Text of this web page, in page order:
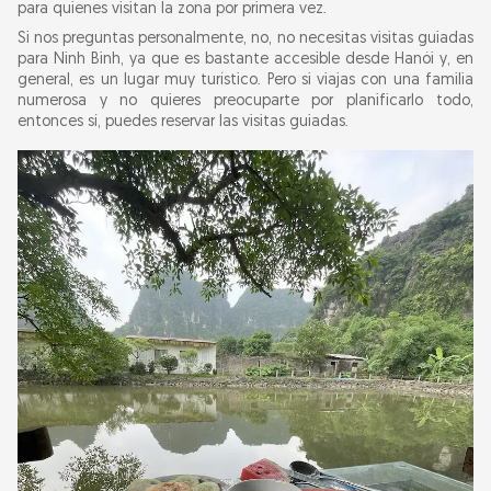
para quienes visitan la zona por primera vez.
Si nos preguntas personalmente, no, no necesitas visitas guiadas
para Ninh Binh, ya que es bastante accesible desde Hanói y, en
general, es un lugar muy turístico. Pero si viajas con una familia
numerosa y no quieres preocuparte por planificarlo todo,
entonces sí, puedes reservar las visitas guiadas.